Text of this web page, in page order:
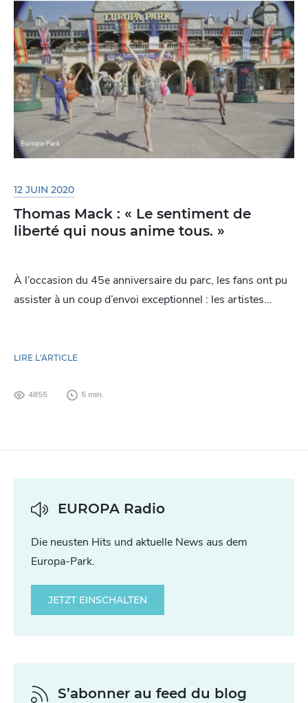
Europa-Park
12 JUIN 2020
Thomas Mack : « Le sentiment de
liberté qui nous anime tous. »
À l’occasion du 45e anniversaire du parc, les fans ont pu
assister à un coup d’envoi exceptionnel : les artistes...
LIRE L'ARTICLE
4855 5 min.
EUROPA Radio
Die neusten Hits und aktuelle News aus dem
Europa-Park.
JETZT EINSCHALTEN
S’abonner au feed du blog